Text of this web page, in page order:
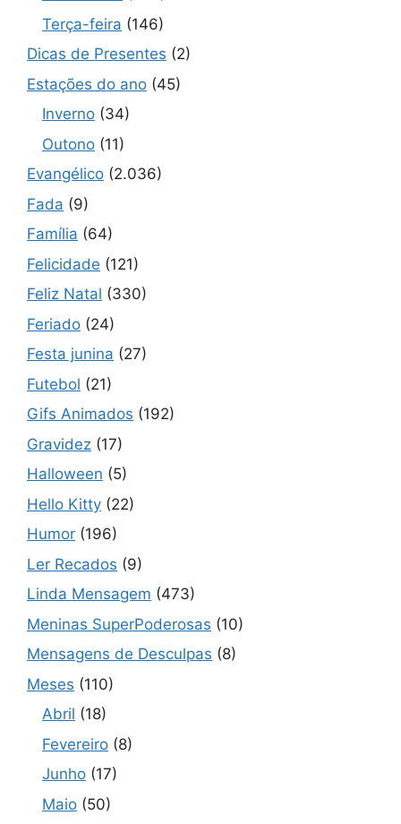
Terça-feira (146)
Dicas de Presentes (2)
Estações do ano (45)
Inverno (34)
Outono (11)
Evangélico (2.036)
Fada (9)
Família (64)
Felicidade (121)
Feliz Natal (330)
Feriado (24)
Festa junina (27)
Futebol (21)
Gifs Animados (192)
Gravidez (17)
Halloween (5)
Hello Kitty (22)
Humor (196)
Ler Recados (9)
Linda Mensagem (473)
Meninas SuperPoderosas (10)
Mensagens de Desculpas (8)
Meses (110)
Abril (18)
Fevereiro (8)
Junho (17)
Maio (50)